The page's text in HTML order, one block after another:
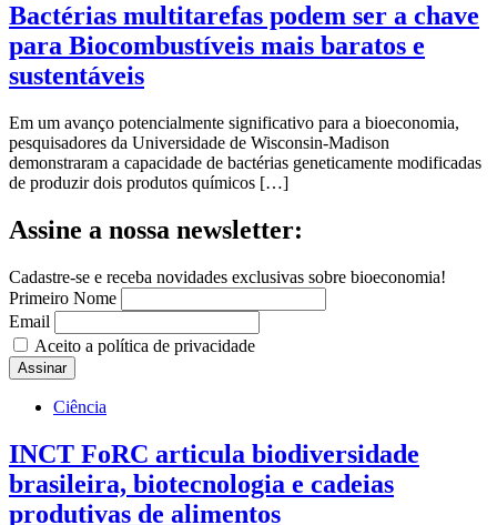
Bactérias multitarefas podem ser a chave
para Biocombustíveis mais baratos e
sustentáveis
Em um avanço potencialmente significativo para a bioeconomia,
pesquisadores da Universidade de Wisconsin-Madison
demonstraram a capacidade de bactérias geneticamente modificadas
de produzir dois produtos químicos […]
Assine a nossa newsletter:
Cadastre-se e receba novidades exclusivas sobre bioeconomia!
Primeiro Nome
Email
Aceito a política de privacidade
Ciência
INCT FoRC articula biodiversidade
brasileira, biotecnologia e cadeias
produtivas de alimentos